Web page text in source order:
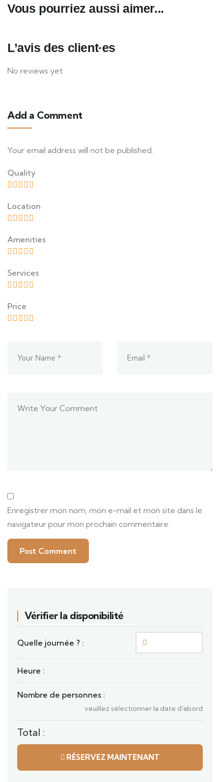
Vous pourriez aussi aimer...
L’avis des client·es
No reviews yet
Add a Comment
Your email address will not be published.
Enregistrer mon nom, mon e-mail et mon site dans le
navigateur pour mon prochain commentaire.
Quality
Location
Amenities
Services
Price
Vérifier la disponibilité
Quelle journée ? :
Heure :
Nombre de personnes :
veuillez sélectionner la date d'abord
Total :
RÉSERVEZ MAINTENANT